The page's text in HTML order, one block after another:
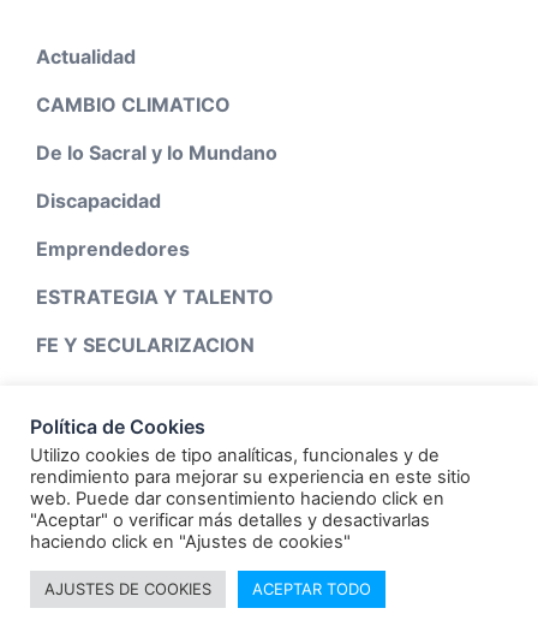
Actualidad
CAMBIO CLIMATICO
De lo Sacral y lo Mundano
Discapacidad
Emprendedores
ESTRATEGIA Y TALENTO
FE Y SECULARIZACION
Mi historia
MUNDO DIVERSO
PRENSA
REDES SOCIALES
Política de Cookies
Utilizo cookies de tipo analíticas, funcionales y de
rendimiento para mejorar su experiencia en este sitio
web. Puede dar consentimiento haciendo click en
"Aceptar" o verificar más detalles y desactivarlas
haciendo click en "Ajustes de cookies"
AJUSTES DE COOKIES ACEPTAR TODO